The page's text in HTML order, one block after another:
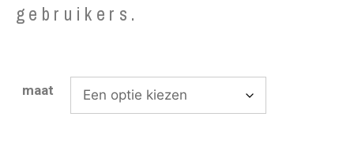
gebruikers.
maat